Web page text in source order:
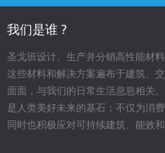
我们是谁 ?
圣戈班设计、生产并分销高性能材
这些材料和解决方案遍布于建筑、
面面，与我们的日常生活息息相关
是人类美好未来的基石；不仅为消
同时也积极应对可持续建筑、能效